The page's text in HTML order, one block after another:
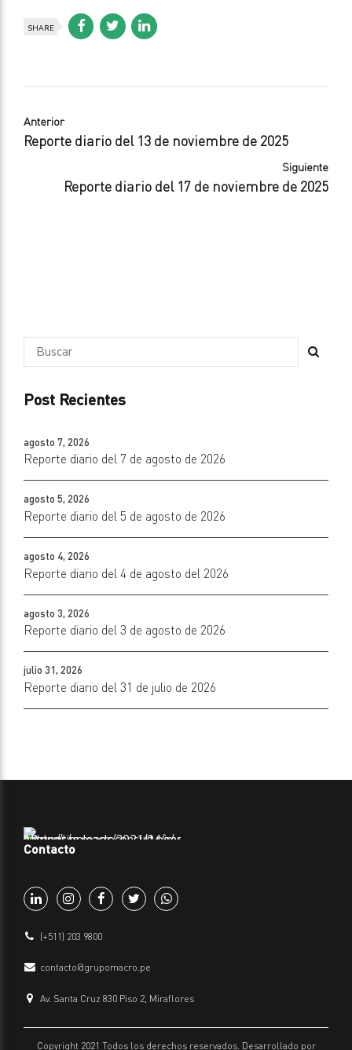
SHARE
Anterior
Reporte diario del 13 de noviembre de 2025
Siguiente
Reporte diario del 17 de noviembre de 2025
Post Recientes
agosto 7, 2026
Reporte diario del 7 de agosto de 2026
agosto 5, 2026
Reporte diario del 5 de agosto de 2026
agosto 4, 2026
Reporte diario del 4 de agosto del 2026
agosto 3, 2026
Reporte diario del 3 de agosto de 2026
julio 31, 2026
Reporte diario del 31 de julio de 2026
Contacto
(+511) 203 9800
contacto@grupomacro.pe
Av. Santa Cruz 830 Piso 2, Miraflores
Copyright 2021 Todos los derechos reservados. Desarrollado por